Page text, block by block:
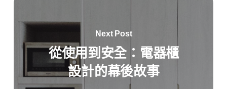
Next Post
從使用到安全：電器櫃
設計的幕後故事